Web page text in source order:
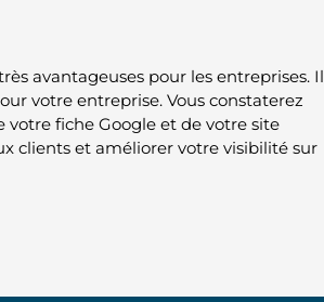
avantageuses pour les entreprises. Il
votre entreprise. Vous constaterez
fiche Google et de votre site
clients et améliorer votre visibilité sur